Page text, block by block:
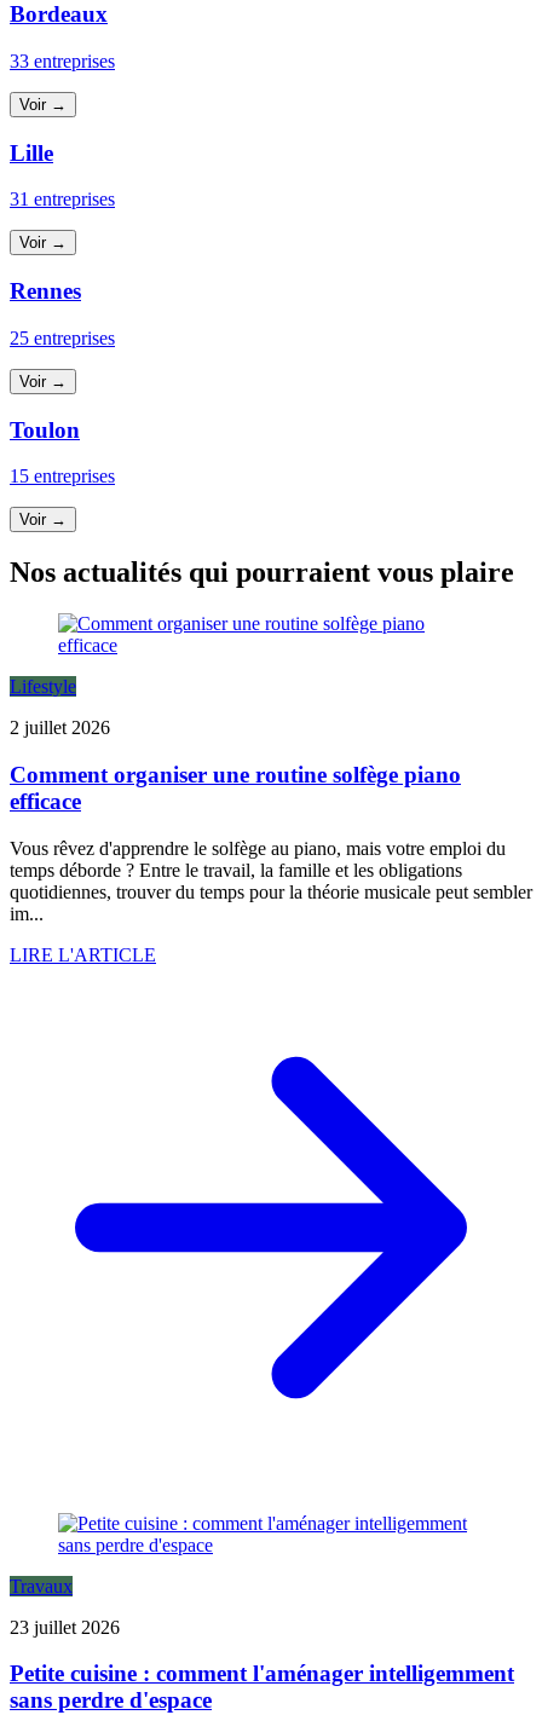
Bordeaux
33 entreprises
Voir →
Lille
31 entreprises
Voir →
Rennes
25 entreprises
Voir →
Toulon
15 entreprises
Voir →
Nos actualités qui pourraient vous plaire
Lifestyle
2 juillet 2026
Comment organiser une routine solfège piano
efficace
Vous rêvez d'apprendre le solfège au piano, mais votre emploi du
temps déborde ? Entre le travail, la famille et les obligations
quotidiennes, trouver du temps pour la théorie musicale peut sembler
im...
LIRE L'ARTICLE
Travaux
23 juillet 2026
Petite cuisine : comment l'aménager intelligemment
sans perdre d'espace